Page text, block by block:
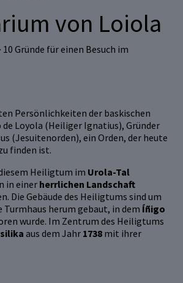
von Loiola
· 10 Gründe für einen Besuch im
Persönlichkeiten der baskischen
Loyola (Heiliger Ignatius), Gründer
(Jesuitenorden), ein Orden, der heute
finden ist.
Heiligtum im Urola-Tal
in einer herrlichen Landschaft
Die Gebäude des Heiligtums sind um
herum gebaut, in dem Íñigo
wurde. Im Zentrum des Heiligtums
aus dem Jahr 1738 mit ihrer